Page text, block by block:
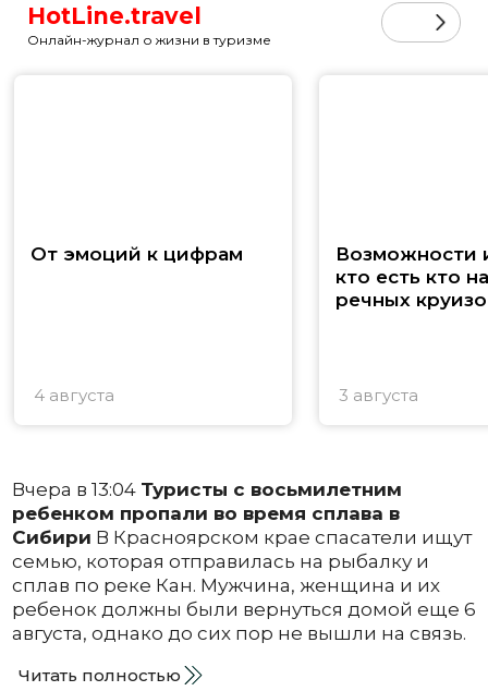
HotLine.travel
Онлайн-журнал о жизни в туризме
От эмоций к цифрам
4 августа
Возможности
кто есть кто
речных
3 августа
Вчера в 13:04 Туристы с восьмилетним
ребенком пропали во время сплава в
Сибири В Красноярском крае спасатели ищут
семью, которая отправилась на рыбалку и
сплав по реке Кан. Мужчина, женщина и их
ребенок должны были вернуться домой еще 6
августа, однако до сих пор не вышли на связь.
Читать полностью